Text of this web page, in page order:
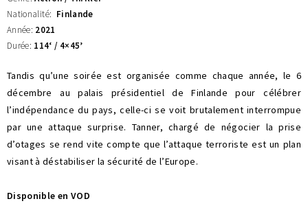
Nationalité: Finlande
Année: 2021
Durée: 114‘ / 4×45’
Tandis qu’une soirée est organisée comme chaque année, le 6
décembre au palais présidentiel de Finlande pour célébrer
l’indépendance du pays, celle-ci se voit brutalement interrompue
par une attaque surprise. Tanner, chargé de négocier la prise
d’otages se rend vite compte que l’attaque terroriste est un plan
visant à déstabiliser la sécurité de l’Europe.
Disponible en VOD